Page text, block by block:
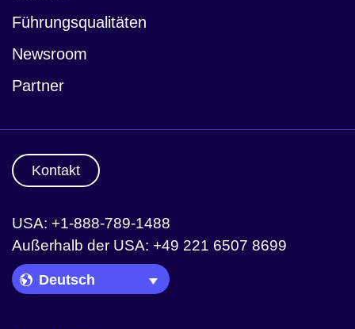
Führungsqualitäten
Newsroom
Partner
Kontakt
USA: +1-888-789-1488
Außerhalb der USA: +49 221 6507 8699
Language Picker